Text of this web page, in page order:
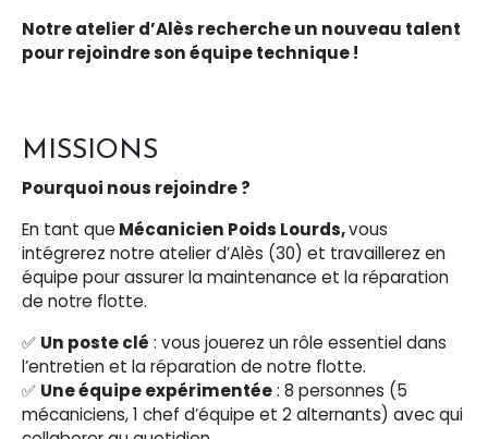
Notre atelier d’Alès recherche un nouveau talent
pour rejoindre son équipe technique !
MISSIONS
Pourquoi nous rejoindre ?
En tant que Mécanicien Poids Lourds,vous
intégrerez notre atelier d’Alès (30) et travaillerez en
équipe pour assurer la maintenance et la réparation
de notre flotte.
✅ Un poste clé : vous jouerez un rôle essentiel dans
l’entretien et la réparation de notre flotte.
✅ Une équipe expérimentée: 8 personnes (5
mécaniciens, 1 chef d’équipe et 2 alternants) avec qui